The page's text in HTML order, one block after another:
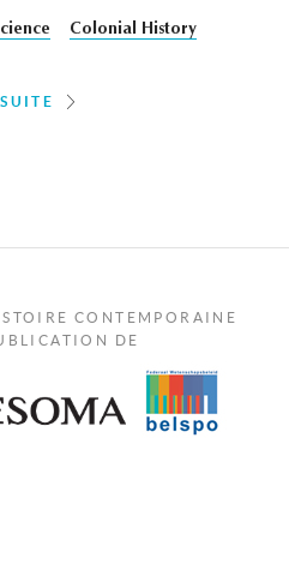
Colonial History
CONTEMPORAINE
DE